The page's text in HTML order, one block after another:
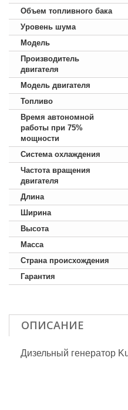
Объем топливного бака
Уровень шума
Модель
Производитель
двигателя
Модель двигателя
Топливо
Время автономной
работы при 75%
мощности
Система охлаждения
Частота вращения
двигателя
Длина
Ширина
Высота
Масса
Страна происхождения
Гарантия
ОПИСАНИЕ
Дизельный генератор